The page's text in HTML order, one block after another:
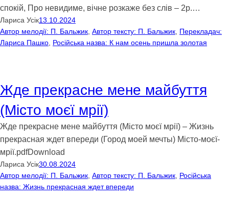
спокій, Про невидиме, вічне розкаже без слів – 2р.…
Лариса Усік13.10.2024
Автор мелодії: П. Бальжик Автор тексту: П. Бальжик Перекладач:
Лариса Пашко Російська назва: К нам осень пришла золотая
Жде прекрасне мене майбуття
(Місто моєї мрії)
Жде прекрасне мене майбуття (Місто моєї мрії) – Жизнь
прекрасная ждет впереди (Город моей мечты) Місто-моєї-
мрії.pdfDownload
Лариса Усік30.08.2024
Автор мелодії: П. Бальжик, Автор тексту: П. Бальжик, Російська
назва: Жизнь прекрасная ждет впереди